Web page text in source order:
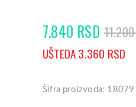
7.840 RSD
UŠTEDA 3.360 RSD
Šifra proizvoda: 18079